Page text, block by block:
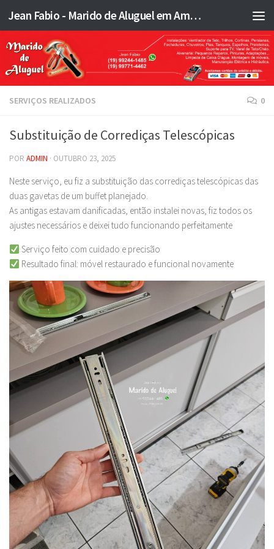
Skip to content Jean Fabio - Marido de Aluguel em Americana SP e região - JFMA
SERVIÇOS REALIZADOS 0
Substituição de Corrediças Telescópicas
POR ADMIN · OUTUBRO 23, 2025
Neste serviço, eu fiz a substituição das corrediças telescópicas das
duas gavetas de um buffet planejado.
As antigas estavam danificadas, então instalei novas, fiz todos os
ajustes necessários e deixei tudo funcionando perfeitamente
Serviço feito com cuidado e precisão
Resultado final: móvel restaurado e funcional novamente